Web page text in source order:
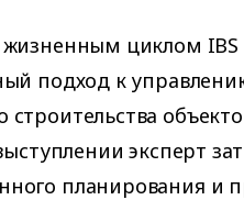
циклом
подход к
эксперт
планирования и